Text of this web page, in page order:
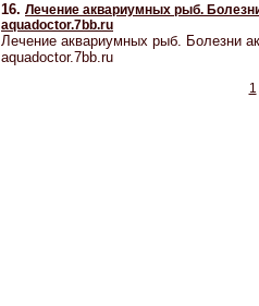
16. Лечение аквариумных рыб.
aquadoctor.7bb.ru
Лечение аквариумных рыб. Болезни
aquadoctor.7bb.ru
1